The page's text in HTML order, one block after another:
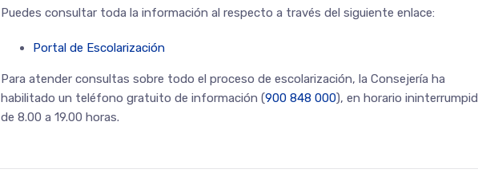
Puedes consultar toda la información al respecto a través del siguiente enlace:
Portal de Escolarización
Para atender consultas sobre todo el proceso de escolarización, la Consejería ha
habilitado un teléfono gratuito de información (900 848 000), en horario
de 8.00 a 19.00 horas.